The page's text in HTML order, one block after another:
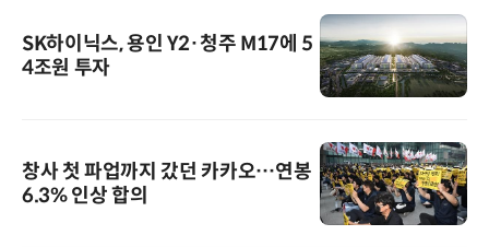
SK하이닉스, 용인 Y2·청주 M17에 5
4조원 투자
창사 첫 파업까지 갔던 카카오…연봉
6.3% 인상 합의